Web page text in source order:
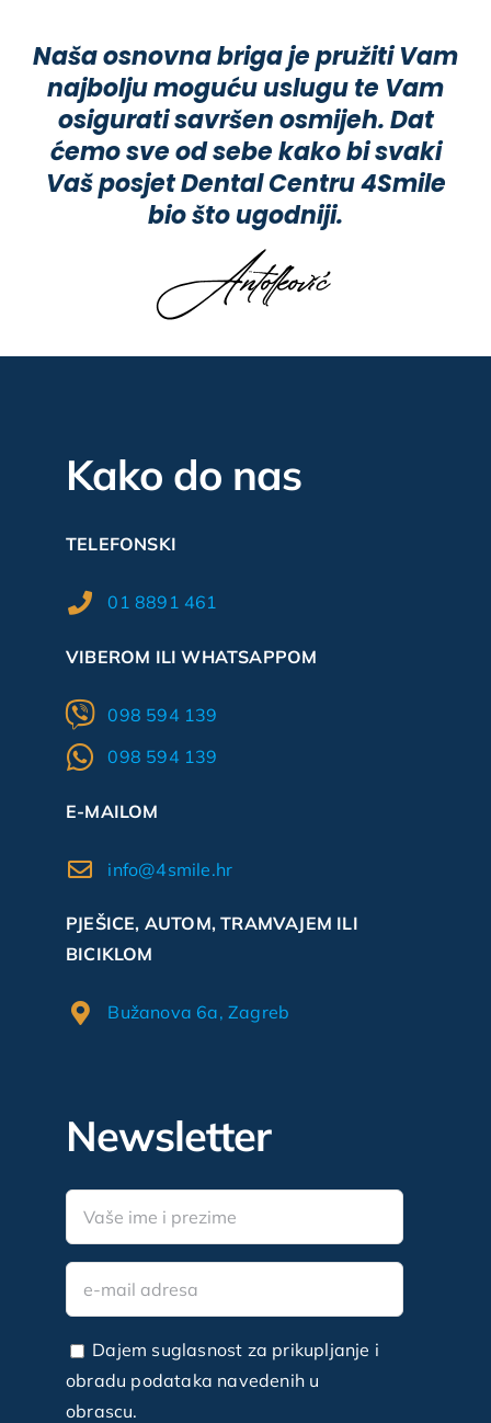
Naša osnovna briga je pružiti Vam
najbolju moguću uslugu te Vam
osigurati savršen osmijeh. Dat
ćemo sve od sebe kako bi svaki
Vaš posjet Dental Centru 4Smile
bio što ugodniji.
Kako do nas
TELEFONSKI
01 8891 461
VIBEROM ILI WHATSAPPOM
098 594 139
098 594 139
E-MAILOM
info@4smile.hr
PJEŠICE, AUTOM, TRAMVAJEM ILI
BICIKLOM
Bužanova 6a, Zagreb
Newsletter
Dajem suglasnost za prikupljanje i
obradu podataka navedenih u
obrascu.